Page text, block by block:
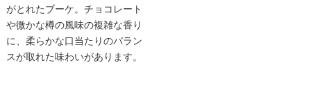
がとれたブーケ。チョコレート
や微かな樽の風味の複雑な香り
に、柔らかな口当たりのバラン
スが取れた味わいがあります。